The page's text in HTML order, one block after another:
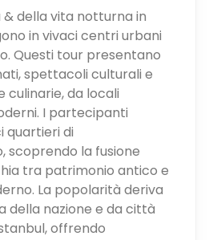
della vita notturna in
in vivaci centri urbani
Questi tour presentano
spettacoli culturali e
culinarie, da locali
I partecipanti
quartieri di
scoprendo la fusione
tra patrimonio antico e
La popolarità deriva
della nazione e da città
offrendo